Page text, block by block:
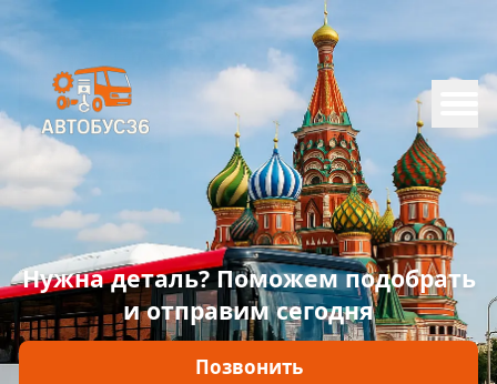
Нужна деталь? Поможем подобрать
и отправим сегодня
Позвонить
Меню
Главная
Каталог
Марки
Информация